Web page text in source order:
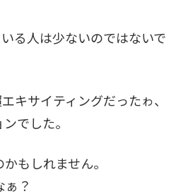
る人は少ないのではないで
キサイティングだったゎ、
でした。
もしれません。
？